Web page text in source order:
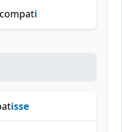
i
isse